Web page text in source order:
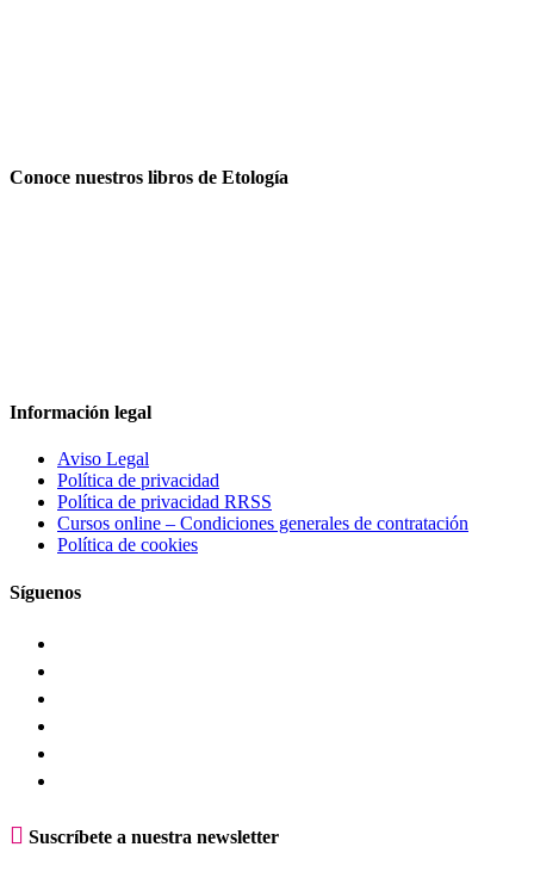
Conoce nuestros libros de Etología
Información legal
Aviso Legal
Política de privacidad
Política de privacidad RRSS
Cursos online – Condiciones generales de contratación
Política de cookies
Síguenos
 Suscríbete a nuestra newsletter